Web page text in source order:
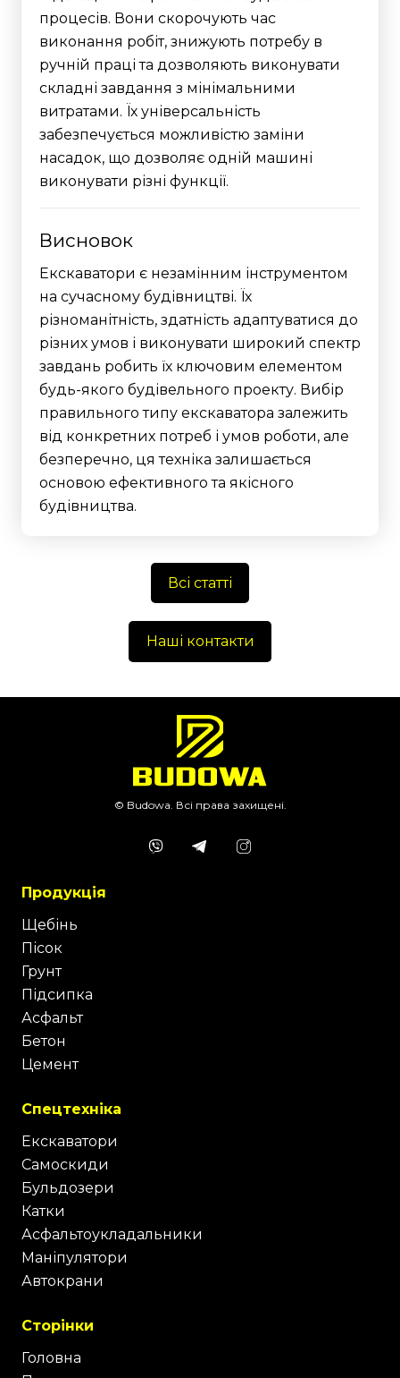
процесів. Вони скорочують час
виконання робіт, знижують потребу в
ручній праці та дозволяють виконувати
складні завдання з мінімальними
витратами. Їх універсальність
забезпечується можливістю заміни
насадок, що дозволяє одній машині
виконувати різні функції.
Висновок
Екскаватори є незамінним інструментом
на сучасному будівництві. Їх
різноманітність, здатність адаптуватися до
різних умов і виконувати широкий спектр
завдань робить їх ключовим елементом
будь-якого будівельного проекту. Вибір
правильного типу екскаватора залежить
від конкретних потреб і умов роботи, але
безперечно, ця техніка залишається
основою ефективного та якісного
будівництва.
Всі статті
Наші контакти
© Budowa. Всі права захищені.
Продукція
Щебінь
Пісок
Грунт
Підсипка
Асфальт
Бетон
Цемент
Спецтехніка
Екскаватори
Самоскиди
Бульдозери
Катки
Асфальтоукладальники
Маніпулятори
Автокрани
Сторінки
Головна